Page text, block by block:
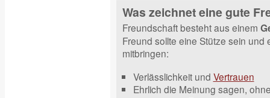
Was zeichnet eine gute
Freundschaft besteht aus einem
Freund sollte eine Stütze sein und
mitbringen:
Verlässlichkeit und Vertrauen
Ehrlich die Meinung sagen,